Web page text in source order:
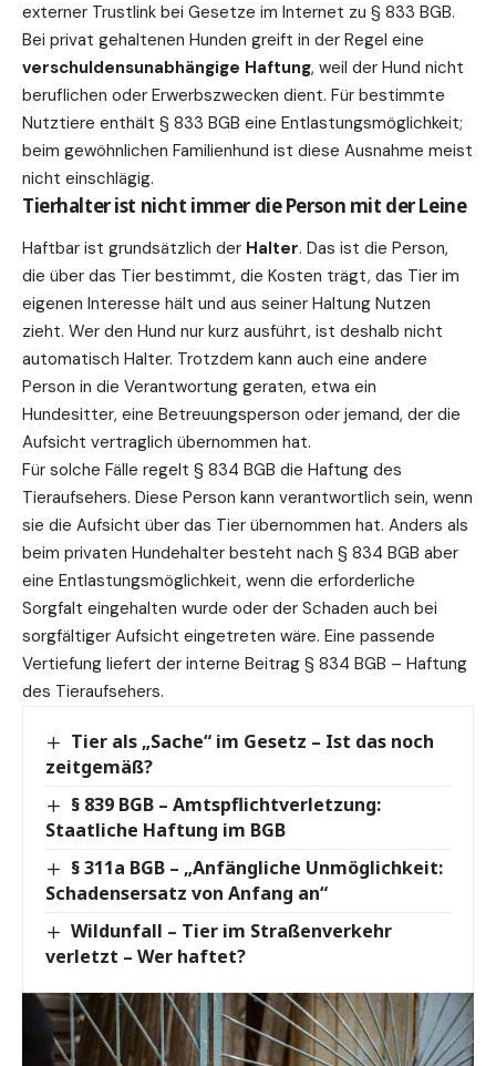
externer Trustlink bei Gesetze im Internet zu § 833 BGB.
Bei privat gehaltenen Hunden greift in der Regel eine
verschuldensunabhängige Haftung, weil der Hund nicht
beruflichen oder Erwerbszwecken dient. Für bestimmte
Nutztiere enthält § 833 BGB eine Entlastungsmöglichkeit;
beim gewöhnlichen Familienhund ist diese Ausnahme meist
nicht einschlägig.
Tierhalter ist nicht immer die Person mit der Leine
Haftbar ist grundsätzlich der Halter. Das ist die Person,
die über das Tier bestimmt, die Kosten trägt, das Tier im
eigenen Interesse hält und aus seiner Haltung Nutzen
zieht. Wer den Hund nur kurz ausführt, ist deshalb nicht
automatisch Halter. Trotzdem kann auch eine andere
Person in die Verantwortung geraten, etwa ein
Hundesitter, eine Betreuungsperson oder jemand, der die
Aufsicht vertraglich übernommen hat.
Für solche Fälle regelt § 834 BGB die Haftung des
Tieraufsehers. Diese Person kann verantwortlich sein, wenn
sie die Aufsicht über das Tier übernommen hat. Anders als
beim privaten Hundehalter besteht nach § 834 BGB aber
eine Entlastungsmöglichkeit, wenn die erforderliche
Sorgfalt eingehalten wurde oder der Schaden auch bei
sorgfältiger Aufsicht eingetreten wäre. Eine passende
Vertiefung liefert der interne Beitrag § 834 BGB – Haftung
des Tieraufsehers.
Tier als „Sache“ im Gesetz – Ist das noch
zeitgemäß?
§ 839 BGB – Amtspflichtverletzung:
Staatliche Haftung im BGB
§ 311a BGB – „Anfängliche Unmöglichkeit:
Schadensersatz von Anfang an“
Wildunfall – Tier im Straßenverkehr
verletzt – Wer haftet?